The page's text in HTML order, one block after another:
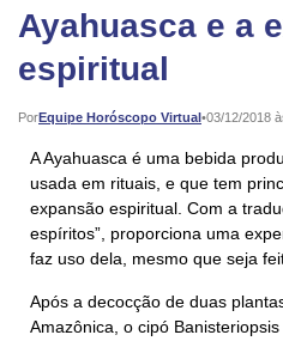
Ayahuasca e a
espiritual
PorEquipe Horóscopo Virtual•
Publicado: 03/12/2018
A Ayahuasca é uma bebida
usada em rituais, e que tem
expansão espiritual. Com a
espíritos”, proporciona uma
faz uso dela, mesmo que seja
Após a decocção de duas
Amazônica, o cipó